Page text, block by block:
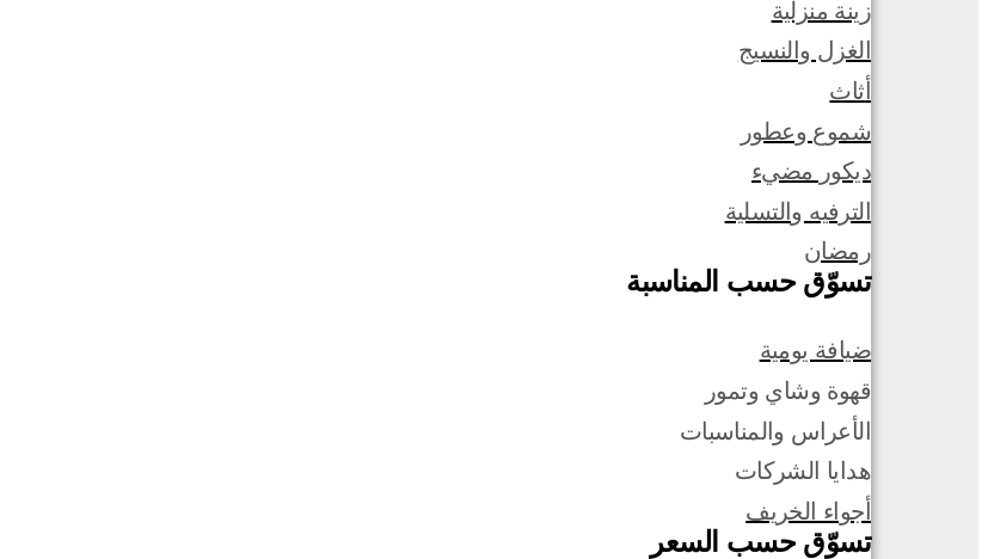
زينة منزلية
الغزل والنسيج
أثاث
شموع وعطور
ديكور مضيء
الترفيه والتسلية
رمضان
تسوّق حسب المناسبة
ضيافة يومية
قهوة وشاي وتمور
الأعراس والمناسبات
هدايا الشركات
أجواء الخريف
تسوّق حسب السعر